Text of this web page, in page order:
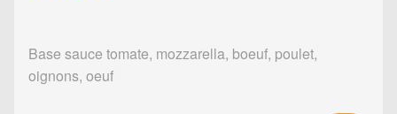
Base sauce tomate, mozzarella, boeuf, poulet,
oignons, oeuf